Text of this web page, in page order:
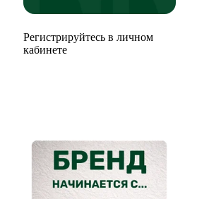
Регистрируйтесь в личном
кабинете